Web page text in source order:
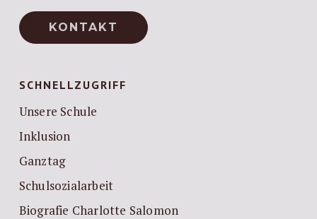
KONTAKT
SCHNELLZUGRIFF
Unsere Schule
Inklusion
Ganztag
Schulsozialarbeit
Biografie Charlotte Salomon